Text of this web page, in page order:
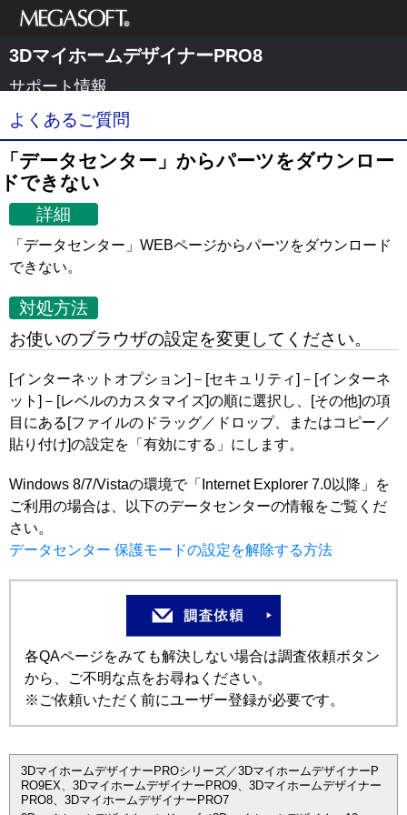
メガソフト株式
会社
3DマイホームデザイナーPRO8
サポート情報
よくあるご質問
「データセンター」からパーツをダウンロー
ドできない
詳細
「データセンター」WEBページからパーツをダウンロード
できない。
対処方法
お使いのブラウザの設定を変更してください。
[インターネットオプション]－[セキュリティ]－[インターネ
ット]－[レベルのカスタマイズ]の順に選択し、[その他]の項
目にある[ファイルのドラッグ／ドロップ、またはコピー／
貼り付け]の設定を「有効にする」にします。
Windows 8/7/Vistaの環境で「Internet Explorer 7.0以降」を
ご利用の場合は、以下のデータセンターの情報をご覧くだ
さい。
データセンター 保護モードの設定を解除する方法
各QAページをみても解決しない場合は調査依頼ボタン
から、ご不明な点をお尋ねください。
※ご依頼いただく前にユーザー登録が必要です。
3DマイホームデザイナーPROシリーズ／3DマイホームデザイナーP
RO9EX、3DマイホームデザイナーPRO9、3Dマイホームデザイナー
PRO8、3DマイホームデザイナーPRO7